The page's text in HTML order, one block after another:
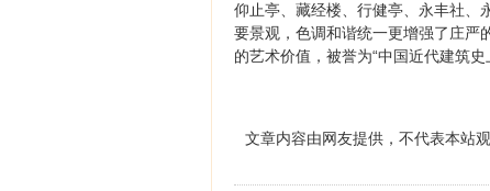
仰止亭、藏经楼、行健亭、永丰社、
要景观，色调和谐统一更增强了庄严
的艺术价值，被誉为“中国近代建筑史
文章内容由网友提供，不代表本站